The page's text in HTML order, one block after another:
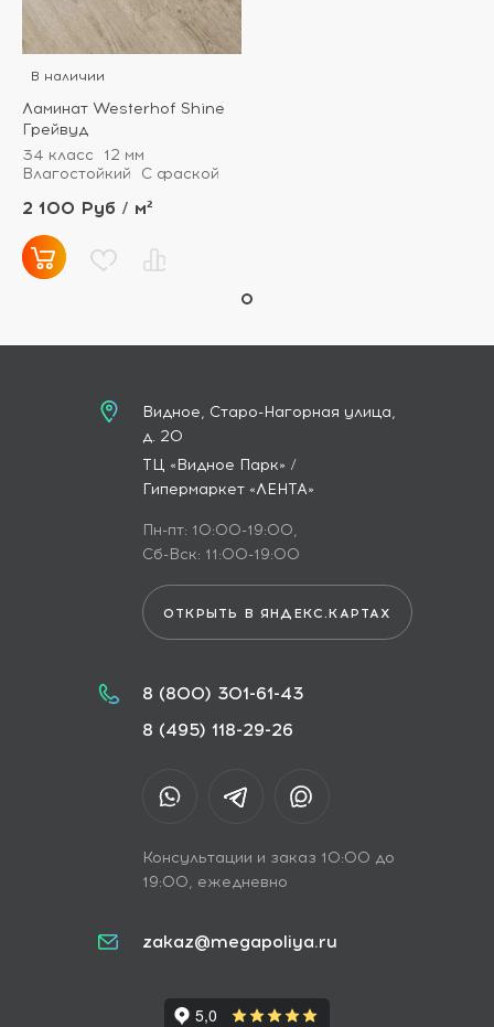
В наличии
Ламинат Westerhof Shine
Грейвуд
34 класс
12 мм
Влагостойкий
С фаской
2 100 Руб / м²
Видное, Старо-Нагорная улица,
д. 20
ТЦ «Видное Парк» /
Гипермаркет «ЛЕНТА»
Пн-пт: 10:00-19:00,
Сб-Вск: 11:00-19:00
ОТКРЫТЬ В ЯНДЕКС.КАРТАХ
8 (800) 301-61-43
8 (495) 118-29-26
Консультации и заказ 10:00 до
19:00, ежедневно
zakaz@megapoliya.ru